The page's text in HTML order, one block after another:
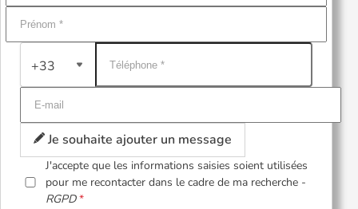
+33
Je souhaite ajouter un message
J'accepte que les informations saisies soient utilisées
pour me recontacter dans le cadre de ma recherche -
RGPD